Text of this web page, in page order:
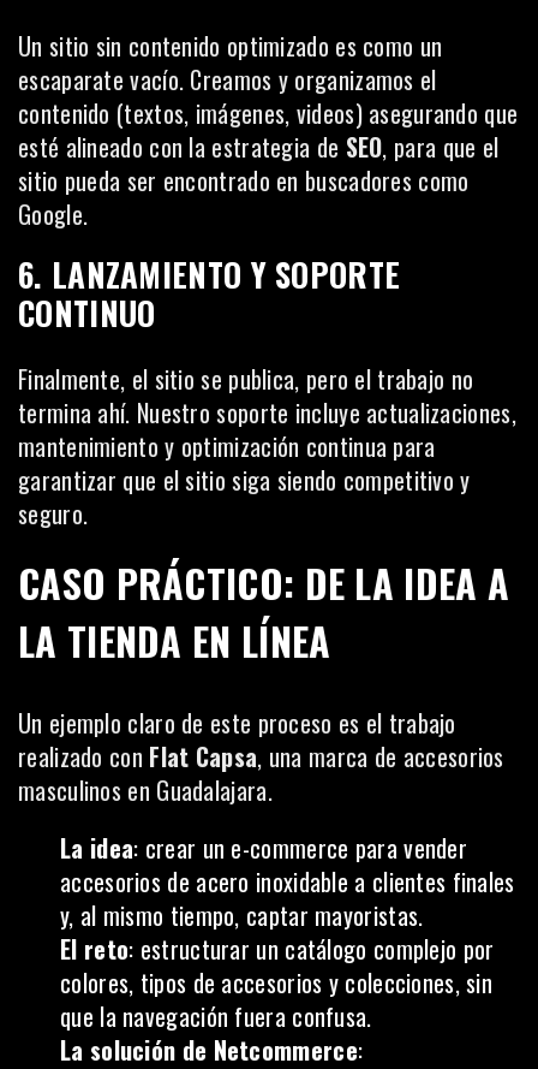
Un sitio sin contenido optimizado es como un
escaparate vacío. Creamos y organizamos el
contenido (textos, imágenes, videos) asegurando que
esté alineado con la estrategia de SEO, para que el
sitio pueda ser encontrado en buscadores como
Google.
6. LANZAMIENTO Y SOPORTE
CONTINUO
Finalmente, el sitio se publica, pero el trabajo no
termina ahí. Nuestro soporte incluye actualizaciones,
mantenimiento y optimización continua para
garantizar que el sitio siga siendo competitivo y
seguro.
CASO PRÁCTICO: DE LA IDEA A
LA TIENDA EN LÍNEA
Un ejemplo claro de este proceso es el trabajo
realizado con Flat Capsa, una marca de accesorios
masculinos en Guadalajara.
La idea: crear un e-commerce para vender
accesorios de acero inoxidable a clientes finales
y, al mismo tiempo, captar mayoristas.
El reto: estructurar un catálogo complejo por
colores, tipos de accesorios y colecciones, sin
que la navegación fuera confusa.
La solución de Netcommerce: